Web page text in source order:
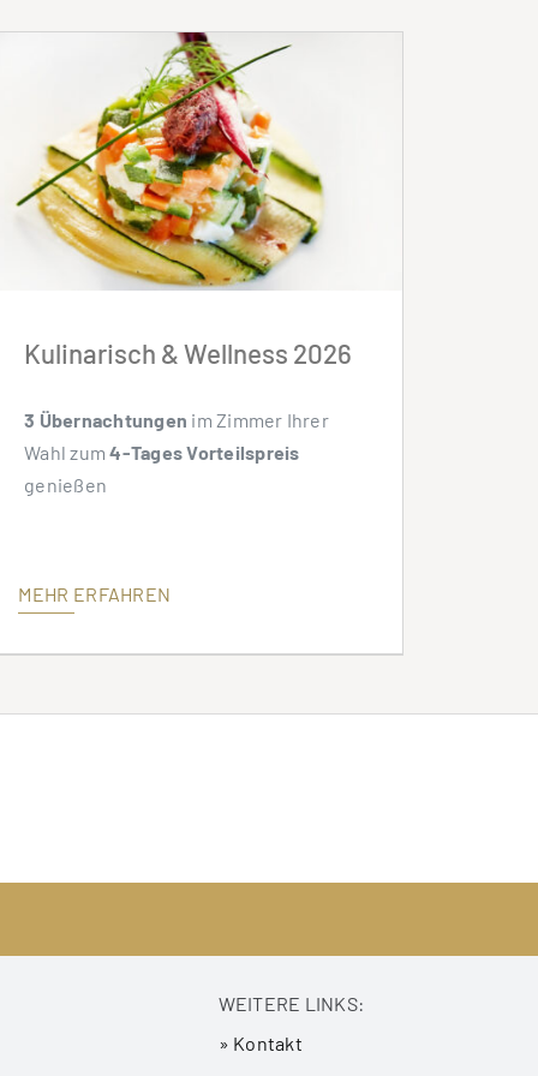
Kulinarisch & Wellness 2026
3 Übernachtungen im Zimmer Ihrer
Wahl zum4-Tages Vorteilspreis
genießen
MEHR ERFAHREN
WEITERE LINKS:
» Kontakt